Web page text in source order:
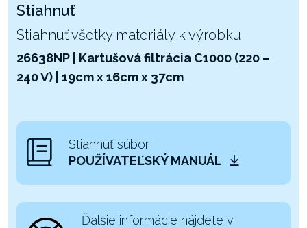
Stiahnuť
Stiahnuť všetky materiály k výrobku
26638NP | Kartušová filtrácia C1000 (220 –
240 V) | 19cm x 16cm x 37cm
Stiahnuť súbor
POUŽÍVATEĽSKÝ MANUÁL
Ďalšie informácie nájdete v